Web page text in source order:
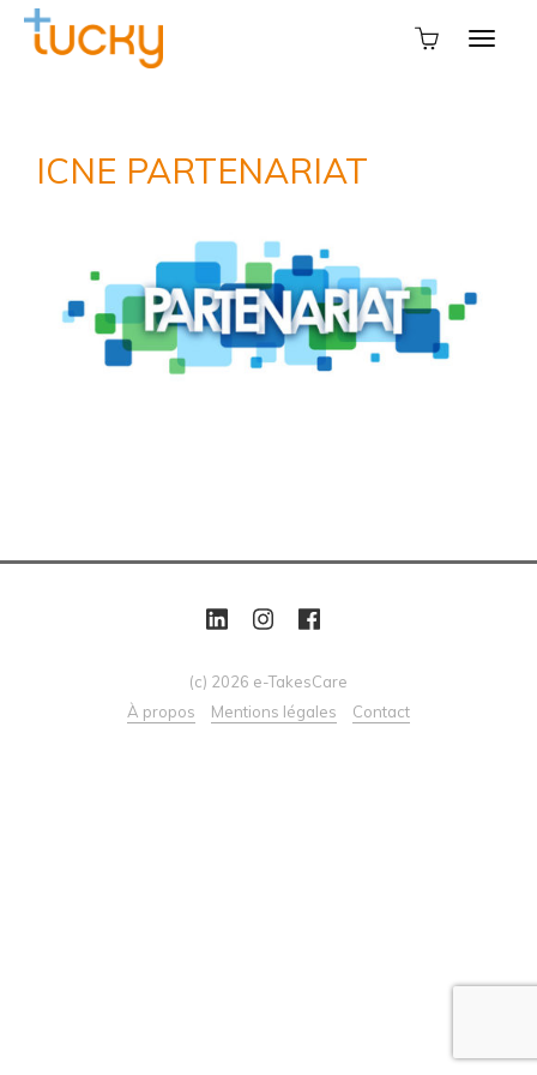
ICNE PARTENARIAT
(c) 2026 e-TakesCare
À propos
Mentions légales Contact